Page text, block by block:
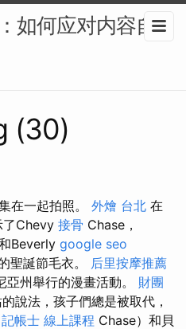
如何应对内容自
(30)
在一起拍照。 外燴 台北 在
了Chevy 接骨 Chase，
Beverly google seo
聖誕節毛衣。 后里按摩推薦
州舉行的漫畫活動。 財團
說法，孩子們總是被取代，
記帳士 線上課程 Chase）和貝